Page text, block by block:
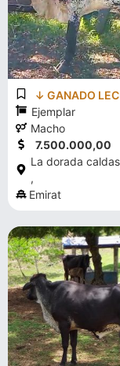
↓ GANADO
Ejemplar
Macho
7.500.000,00
La dorada caldas
,
Emirat